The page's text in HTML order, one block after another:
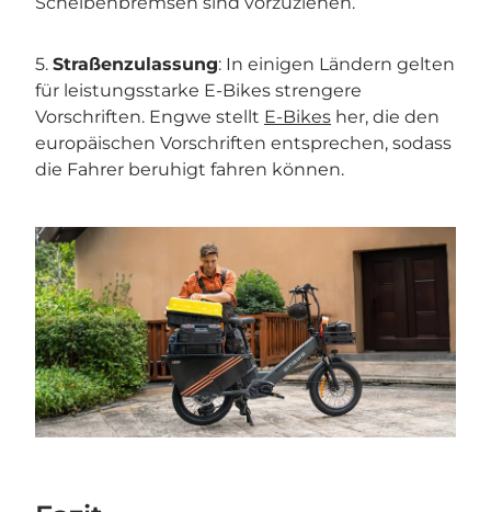
5. Straßenzulassung: In einigen Ländern gelten
für leistungsstarke E-Bikes strengere
Vorschriften. Engwe stellt E-Bikes her, die den
europäischen Vorschriften entsprechen, sodass
die Fahrer beruhigt fahren können.